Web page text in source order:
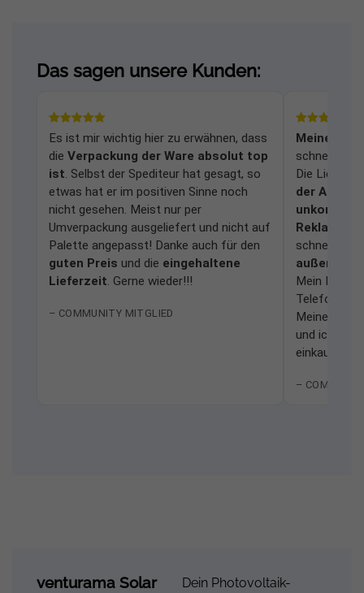
Das sagen unsere Kunden:
Es ist mir wichtig hier zu erwähnen, dass
die Verpackung der Ware absolut top
ist. Selbst der Spediteur hat gesagt, so
etwas hat er im positiven Sinne noch
nicht gesehen. Meist nur per
Umverpackung ausgeliefert und nicht auf
Palette angepasst! Danke auch für den
guten Preis und die eingehaltene
Lieferzeit. Gerne wieder!!!
– COMMUNITY MITGLIED
Meine
schnell und
Die
der Anlage
schnell
Mein Dank
Meine
und ich
einkaufen.
–
venturama Solar
Dein Photovoltaik-